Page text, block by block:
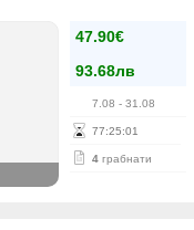
47.90€
93.68лв
7.08 - 31.08
77:25:01
4 грабнати